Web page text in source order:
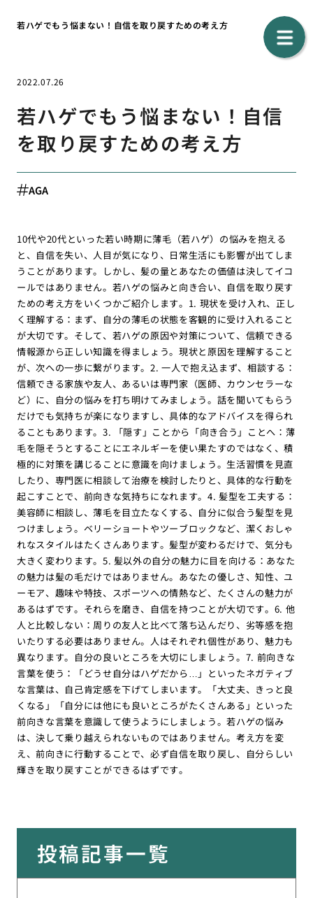
若ハゲでもう悩まない！自信を取り戻すための考え方
2022.07.26
若ハゲでもう悩まない！自信
を取り戻すための考え方
AGA
10代や20代といった若い時期に薄毛（若ハゲ）の悩みを抱える
と、自信を失い、人目が気になり、日常生活にも影響が出てしま
うことがあります。しかし、髪の量とあなたの価値は決してイコ
ールではありません。若ハゲの悩みと向き合い、自信を取り戻す
ための考え方をいくつかご紹介します。1. 現状を受け入れ、正し
く理解する：まず、自分の薄毛の状態を客観的に受け入れること
が大切です。そして、若ハゲの原因や対策について、信頼できる
情報源から正しい知識を得ましょう。現状と原因を理解すること
が、次への一歩に繋がります。2. 一人で抱え込まず、相談する：
信頼できる家族や友人、あるいは専門家（医師、カウンセラーな
ど）に、自分の悩みを打ち明けてみましょう。話を聞いてもらう
だけでも気持ちが楽になりますし、具体的なアドバイスを得られ
ることもあります。3. 「隠す」ことから「向き合う」ことへ：薄
毛を隠そうとすることにエネルギーを使い果たすのではなく、積
極的に対策を講じることに意識を向けましょう。生活習慣を見直
したり、専門医に相談して治療を検討したりと、具体的な行動を
起こすことで、前向きな気持ちになれます。4. 髪型を工夫する：
美容師に相談し、薄毛を目立たなくする、自分に似合う髪型を見
つけましょう。ベリーショートやツーブロックなど、潔くおしゃ
れなスタイルはたくさんあります。髪型が変わるだけで、気分も
大きく変わります。5. 髪以外の自分の魅力に目を向ける：あなた
の魅力は髪の毛だけではありません。あなたの優しさ、知性、ユ
ーモア、趣味や特技、スポーツへの情熱など、たくさんの魅力が
あるはずです。それらを磨き、自信を持つことが大切です。6. 他
人と比較しない：周りの友人と比べて落ち込んだり、劣等感を抱
いたりする必要はありません。人はそれぞれ個性があり、魅力も
異なります。自分の良いところを大切にしましょう。7. 前向きな
言葉を使う：「どうせ自分はハゲだから…」といったネガティブ
な言葉は、自己肯定感を下げてしまいます。「大丈夫、きっと良
くなる」「自分には他にも良いところがたくさんある」といった
前向きな言葉を意識して使うようにしましょう。若ハゲの悩み
は、決して乗り越えられないものではありません。考え方を変
え、前向きに行動することで、必ず自信を取り戻し、自分らしい
輝きを取り戻すことができるはずです。
投稿記事一覧